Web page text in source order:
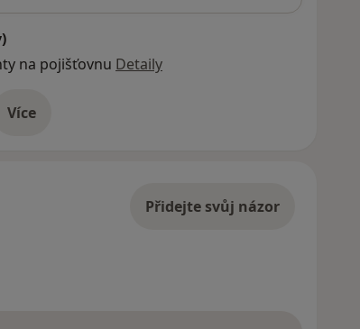
na pojišťovnu Detaily
Víceo adrese
Přidejte svůj názor